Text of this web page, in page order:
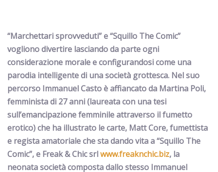
“Marchettari sprovveduti” e “Squillo The Comic”
vogliono divertire lasciando da parte ogni
considerazione morale e configurandosi come una
parodia intelligente di una società grottesca. Nel suo
percorso Immanuel Casto è affiancato da Martina Poli,
femminista di 27 anni (laureata con una tesi
sull’emancipazione femminile attraverso il fumetto
erotico) che ha illustrato le carte, Matt Core, fumettista
e regista amatoriale che sta dando vita a “Squillo The
Comic”,e Freak & Chic srlwww.freaknchic.biz, la
neonata società composta dallo stesso Immanuel